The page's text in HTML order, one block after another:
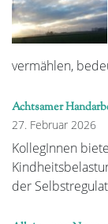
vermählen,
Achtsamer
27. Februar 2026
KollegInnen
der